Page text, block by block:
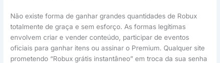
Não existe forma de ganhar grandes quantidades de Robux
totalmente de graça e sem esforço. As formas legítimas
envolvem criar e vender conteúdo, participar de eventos
oficiais para ganhar itens ou assinar o Premium. Qualquer site
prometendo “Robux grátis instantâneo” em troca da sua senha